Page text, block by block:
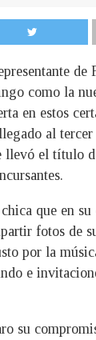
de
como la
en estos
al
llevó el título
que en su
fotos de
por la
e
su